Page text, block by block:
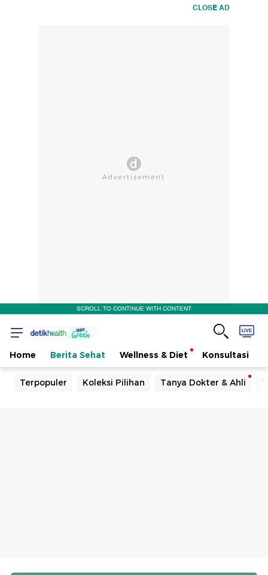
CLOSE AD
SCROLL TO CONTINUE WITH CONTENT
Home Berita Sehat Wellness & Diet Konsultasi
Terpopuler Koleksi Pilihan Tanya Dokter & Ahli